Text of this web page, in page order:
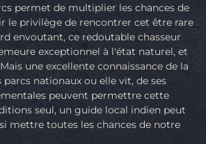
permet de multiplier les chances de
le privilège de rencontrer cet être rare
envoutant, ce redoutable chasseur
exceptionnel à l'état naturel, et
une excellente connaissance de la
parcs nationaux ou elle vit, de ses
peuvent permettre cette
seul, un guide local indien peut
mettre toutes les chances de notre